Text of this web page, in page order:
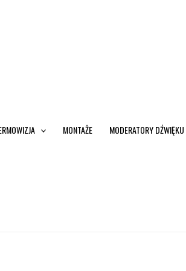
MONTAŻE MODERATORY DŹWIĘKU